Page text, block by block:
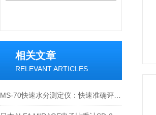
相关文章
RELEVANT ARTICLES